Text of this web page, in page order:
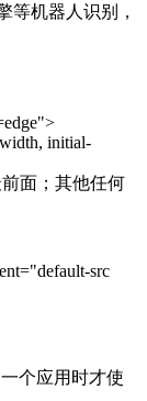
等机器人识别，
initial-
面；其他任何
src
个应用时才使